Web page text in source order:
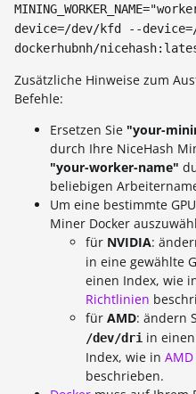
device=/dev/kfd --
dockerhubnh/
Zusätzliche Hinweise zum
Befehle:
Ersetzen Sie "your-
durch Ihre NiceHash
"your-worker-name"
beliebigen
Um eine bestimmte
Miner Docker
für NVIDIA:
in eine gewählte
einen Index, wie
Richtlinien
für AMD: ändern
/dev/dri in
Index, wie in
beschrieben.